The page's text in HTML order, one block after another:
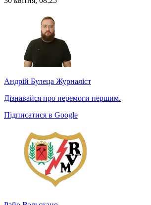
Андрій Булеца Журналіст
Дізнавайся про перемоги першим.
Підписатися в Google